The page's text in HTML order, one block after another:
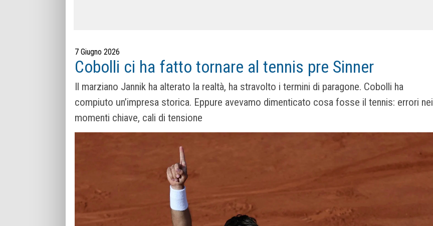
7 Giugno 2026
Cobolli ci ha fatto tornare al tennis pre Sinner
Il marziano Jannik ha alterato la realtà, ha stravolto i termini di paragone. Cobolli ha
compiuto un’impresa storica. Eppure avevamo dimenticato cosa fosse il tennis: errori nei
momenti chiave, cali di tensione